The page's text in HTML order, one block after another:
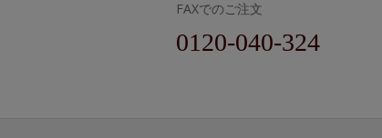
FAXでのご注文
0120-040-324